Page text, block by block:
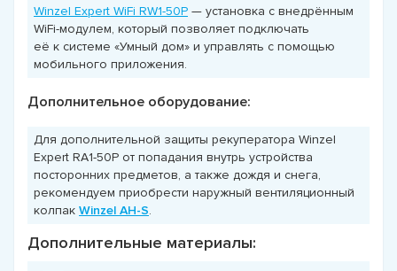
Winzel Expert WiFi RW1-50P — установка с внедрённым
WiFi-модулем, который позволяет подключать
её к системе «Умный дом» и управлять с помощью
мобильного приложения.
Дополнительное оборудование:
Для дополнительной защиты рекуператора Winzel
Expert RA1-50P от попадания внутрь устройства
посторонних предметов, а также дождя и снега,
рекомендуем приобрести наружный вентиляционный
колпак Winzel AH-S.
Дополнительные материалы: